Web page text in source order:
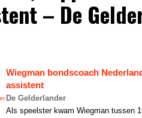
– De
Wiegman bondscoach
assistent
De Gelderlander
Als speelster kwam Wiegman tussen